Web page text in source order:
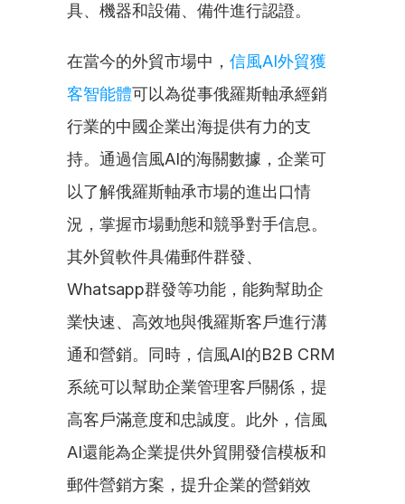
具、機器和設備、備件進行認證。
在當今的外貿市場中， 信風AI外貿獲
客智能體可以為從事俄羅斯軸承經銷
行業的中國企業出海提供有力的支
持。通過信風AI的海關數據，企業可
以了解俄羅斯軸承市場的進出口情
況，掌握市場動態和競爭對手信息。
其外貿軟件具備郵件群發、
Whatsapp群發等功能，能夠幫助企
業快速、高效地與俄羅斯客戶進行溝
通和營銷。同時，信風AI的B2B CRM
系統可以幫助企業管理客戶關係，提
高客戶滿意度和忠誠度。此外，信風
AI還能為企業提供外貿開發信模板和
郵件營銷方案，提升企業的營銷效